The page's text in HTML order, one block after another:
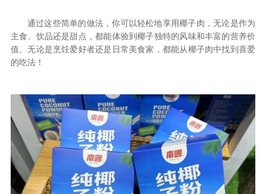
通过这些简单的做法，你可以轻松地享用椰子肉，无论是作为
主食、饮品还是甜点，都能体验到椰子独特的风味和丰富的营养价
值。无论是烹饪爱好者还是日常美食家，都能从椰子肉中找到喜爱
的吃法！